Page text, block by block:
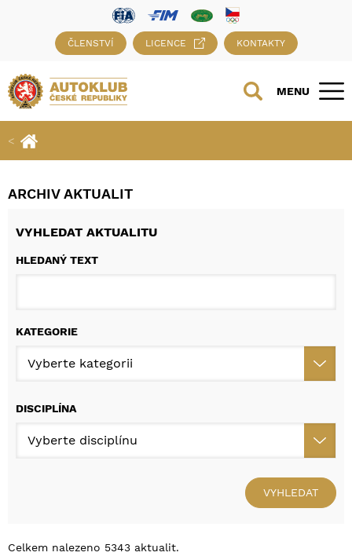
ČLENSTVÍ LICENCE KONTAKTY
MENU
ARCHIV AKTUALIT
VYHLEDAT AKTUALITU
HLEDANÝ TEXT
KATEGORIE
DISCIPLÍNA
VYHLEDAT
Celkem nalezeno 5343 aktualit.